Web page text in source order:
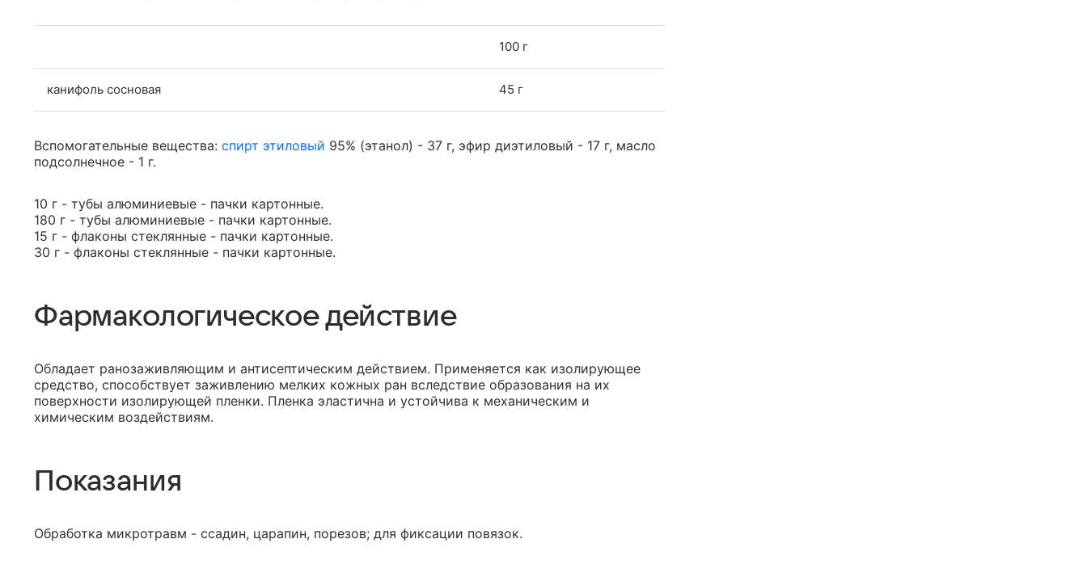
100 г
канифоль сосновая 45 г
Вспомогательные вещества: спирт этиловый 95% (этанол) - 37 г, эфир диэтиловый - 17 г, масло
подсолнечное - 1 г.
10 г - тубы алюминиевые - пачки картонные.
180 г - тубы алюминиевые - пачки картонные.
15 г - флаконы стеклянные - пачки картонные.
30 г - флаконы стеклянные - пачки картонные.
Фармакологическое действие
Обладает ранозаживляющим и антисептическим действием. Применяется как изолирующее
средство, способствует заживлению мелких кожных ран вследствие образо­вания на их
поверхности изолирующей пленки. Пленка эластична и устойчива к механическим и
химическим воздействиям.
Показания
Обработка микротравм - ссадин, царапин, порезов; для фиксации повязок.